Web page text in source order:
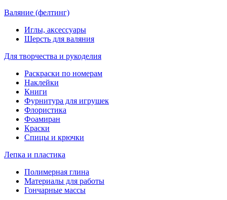
Валяние (фелтинг)
Иглы, аксессуары
Шерсть для валяния
Для творчества и рукоделия
Раскраски по номерам
Наклейки
Книги
Фурнитура для игрушек
Флористика
Фоамиран
Краски
Спицы и крючки
Лепка и пластика
Полимерная глина
Материалы для работы
Гончарные массы